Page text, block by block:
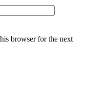
browser for the next